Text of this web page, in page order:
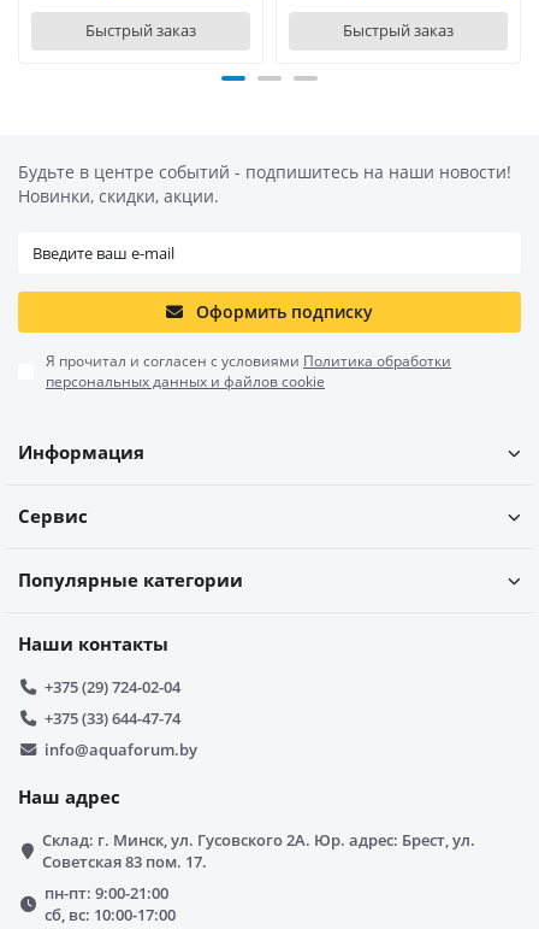
Быстрый заказ Быстрый заказ
Будьте в центре событий - подпишитесь на наши новости!
Новинки, скидки, акции.
Оформить подписку
Я прочитал и согласен с условиями Политика обработки
персональных данных и файлов cookie
Информация
Сервис
Популярные категории
Наши контакты
+375 (29) 724-02-04
+375 (33) 644-47-74
info@aquaforum.by
Наш адрес
Склад: г. Минск, ул. Гусовского 2А. Юр. адрес: Брест, ул.
Советская 83 пом. 17.
пн-пт: 9:00-21:00
сб, вс: 10:00-17:00